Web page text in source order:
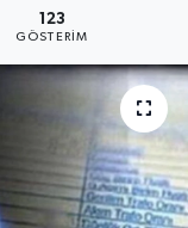
123
GÖSTERIM